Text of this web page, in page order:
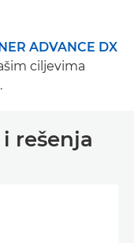
ADVANCE DX
ciljevima
rešenja